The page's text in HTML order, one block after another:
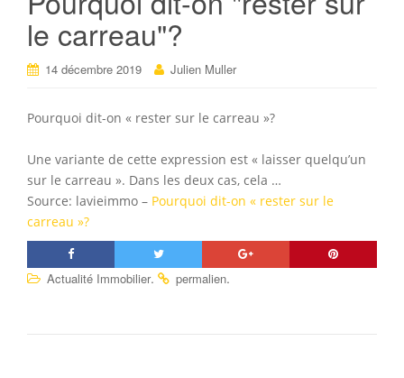
le carreau"?
14 décembre 2019 Julien Muller
Pourquoi dit-on « rester sur le carreau »?
Une variante de cette expression est « laisser quelqu’un
sur le carreau ». Dans les deux cas, cela …
Source: lavieimmo – Pourquoi dit-on « rester sur le
carreau »?
Actualité Immobilier. permalien.